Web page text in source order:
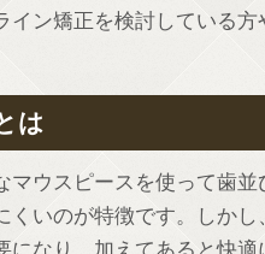
イン矯正を検討している
は
マウスピースを使って歯
くいのが特徴です。しか